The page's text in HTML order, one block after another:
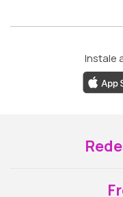
Instale